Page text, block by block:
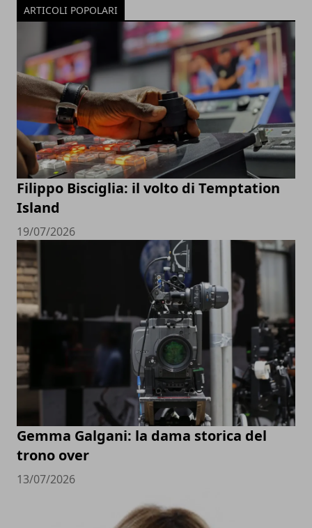
ARTICOLI POPOLARI
Filippo Bisciglia: il volto di Temptation
Island
19/07/2026
Gemma Galgani: la dama storica del
trono over
13/07/2026